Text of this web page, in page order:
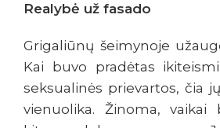
Realybė už fasado
Grigaliūnų šeimynoje
Kai buvo pradėtas
seksualinės prievartos, čia
vienuolika. Žinoma,